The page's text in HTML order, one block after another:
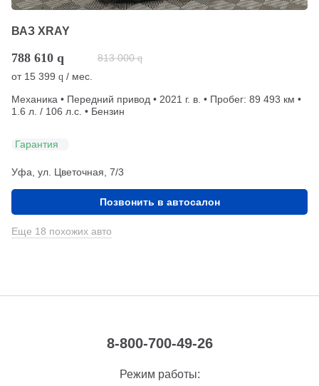
ВАЗ XRAY
788 610 q 813 000 q
от 15 399 q / мес.
Механика • Передний привод • 2021 г. в. • Пробег: 89 493 км •
1.6 л. / 106 л.с. • Бензин
Гарантия
Уфа, ул. Цветочная, 7/3
Позвонить в автосалон
Еще 18 похожих авто
8-800-700-49-26
Режим работы: